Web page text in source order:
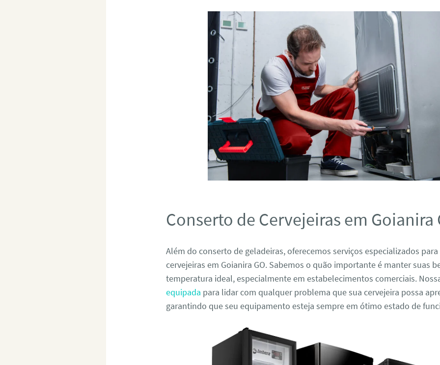
Conserto de Cervejeiras em Goianira
Além do conserto de geladeiras, oferecemos serviços especializados
cervejeiras em Goianira GO. Sabemos o quão importante é manter suas
temperatura ideal, especialmente em estabelecimentos comerciais.
equipada para lidar com qualquer problema que sua cervejeira possa
garantindo que seu equipamento esteja sempre em ótimo estado de